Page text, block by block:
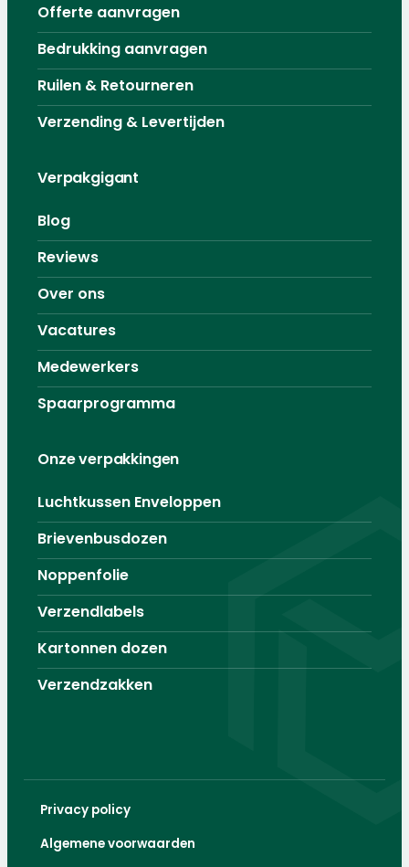
Offerte aanvragen
Bedrukking aanvragen
Ruilen & Retourneren
Verzending & Levertijden
Verpakgigant
Blog
Reviews
Over ons
Vacatures
Medewerkers
Spaarprogramma
Onze verpakkingen
Luchtkussen Enveloppen
Brievenbusdozen
Noppenfolie
Verzendlabels
Kartonnen dozen
Verzendzakken
Privacy policy
Algemene voorwaarden